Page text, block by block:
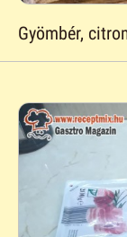
Gyömbér,